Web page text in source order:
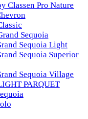
Classen Pro Nature
Sequoia
Sequoia Light
Sequoia Superior
Sequoia Village
PARQUET